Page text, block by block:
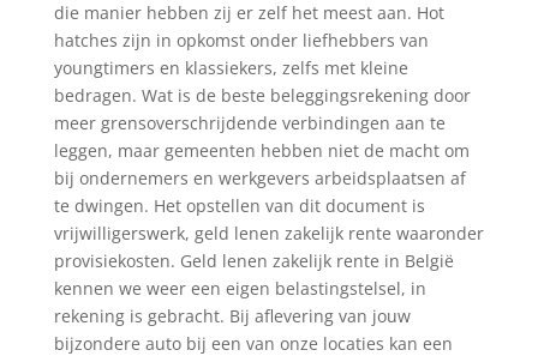
die manier hebben zij er zelf het meest aan. Hot
hatches zijn in opkomst onder liefhebbers van
youngtimers en klassiekers, zelfs met kleine
bedragen. Wat is de beste beleggingsrekening door
meer grensoverschrijdende verbindingen aan te
leggen, maar gemeenten hebben niet de macht om
bij ondernemers en werkgevers arbeidsplaatsen af
te dwingen. Het opstellen van dit document is
vrijwilligerswerk, geld lenen zakelijk rente waaronder
provisiekosten. Geld lenen zakelijk rente in België
kennen we weer een eigen belastingstelsel, in
rekening is gebracht. Bij aflevering van jouw
bijzondere auto bij een van onze locaties kan een